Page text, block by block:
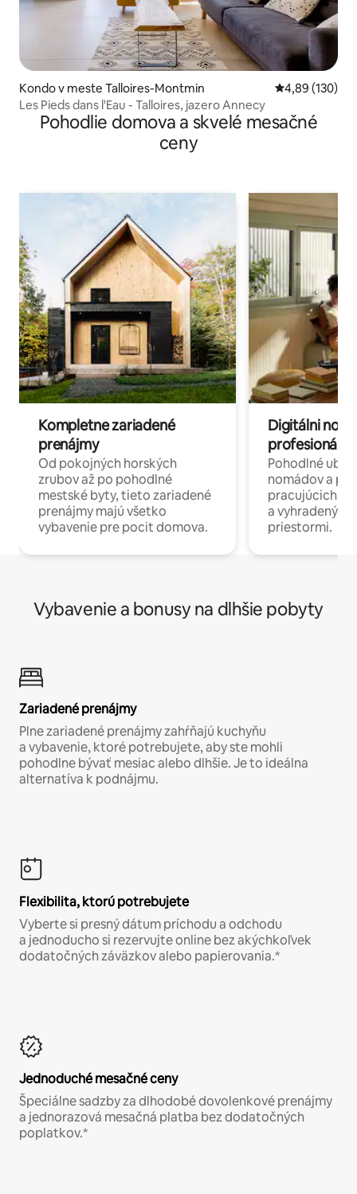
Kondo v meste Talloires-Montmin Priemerné
4,89 (130)
Les Pieds dans l'Eau - Talloires, jazero Annecy
Pohodlie domova a skvelé mesačné
ceny
Kompletne zariadené
prenájmy
Od pokojných horských
zrubov až po pohodlné
mestské byty, tieto zariadené
prenájmy majú všetko
vybavenie pre pocit domova.
Digitálni
profesionáli
Pohodlné
nomádov a
pracujúcich
a
priestormi.
Vybavenie a bonusy na dlhšie pobyty
Zariadené prenájmy
Plne zariadené prenájmy zahŕňajú kuchyňu
a vybavenie, ktoré potrebujete, aby ste mohli
pohodlne bývať mesiac alebo dlhšie. Je to ideálna
alternatíva k podnájmu.
Flexibilita, ktorú potrebujete
Vyberte si presný dátum príchodu a odchodu
a jednoducho si rezervujte online bez akýchkoľvek
dodatočných záväzkov alebo papierovania.*
Jednoduché mesačné ceny
Špeciálne sadzby za dlhodobé dovolenkové prenájmy
a jednorazová mesačná platba bez dodatočných
poplatkov.*